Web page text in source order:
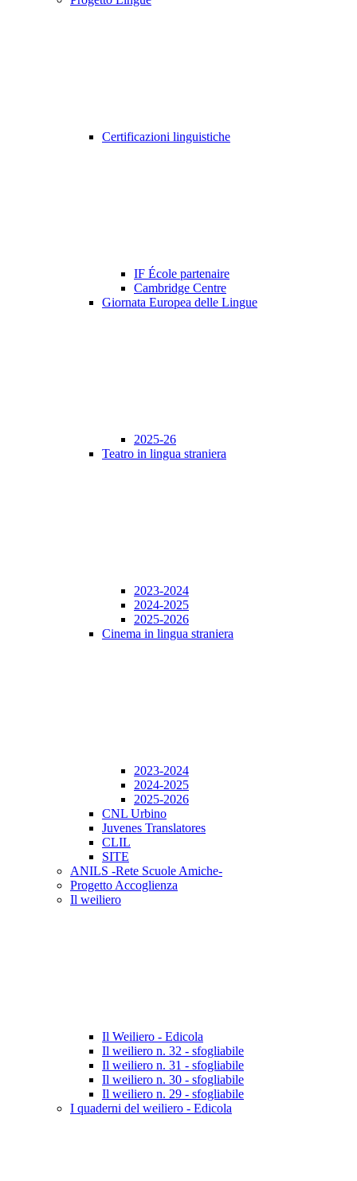
Certificazioni linguistiche
IF École partenaire
Cambridge Centre
Giornata Europea delle Lingue
2025-26
Teatro in lingua straniera
2023-2024
2024-2025
2025-2026
Cinema in lingua straniera
2023-2024
2024-2025
2025-2026
CNL Urbino
Juvenes Translatores
CLIL
SITE
ANILS -Rete Scuole Amiche-
Progetto Accoglienza
Il weiliero
Il Weiliero - Edicola
Il weiliero n. 32 - sfogliabile
Il weiliero n. 31 - sfogliabile
Il weiliero n. 30 - sfogliabile
Il weiliero n. 29 - sfogliabile
I quaderni del weiliero - Edicola